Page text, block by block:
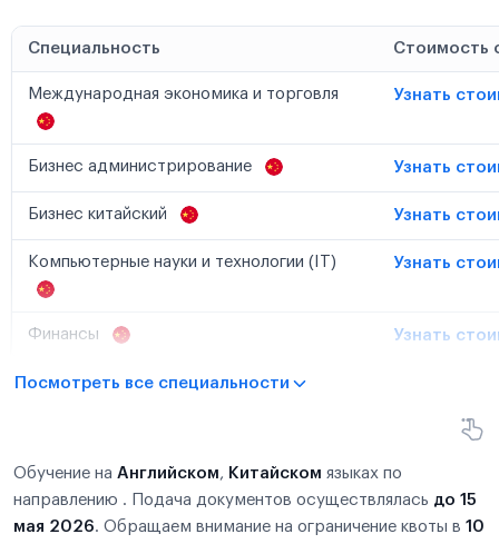
Специальность Стоимость
Международная экономика и торговля Узнать
Бизнес администрирование Узнать
Бизнес китайский Узнать
Компьютерные науки и технологии (IT) Узнать
Финансы Узнать
Посмотреть все специальности
Обучение на Английском, Китайском языках по
направлению . Подача документов осуществлялась до 15
мая 2026. Обращаем внимание на ограничение квоты в 10